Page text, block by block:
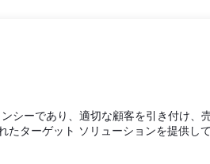
シーであり、適切な顧客を引き付け、
ターゲット ソリューションを提供し